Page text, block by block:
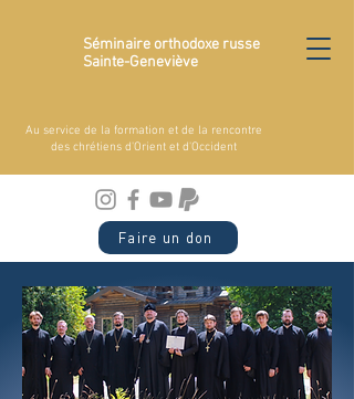
Séminaire orthodoxe russe
Sainte-Geneviève
Au service de la formation et de la rencontre
des chrétiens d'Orient et d'Occident
Faire un don